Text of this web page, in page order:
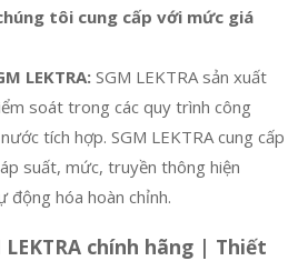
tôi cung cấp với mức giá
LEKTRA: SGM LEKTRA sản xuất
soát trong các quy trình công
tích hợp. SGM LEKTRA cung cấp
suất, mức, truyền thông hiện
hóa hoàn chỉnh.
chính hãng | Thiết